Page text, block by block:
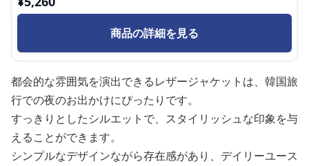
商品の詳細を見る
都会的な雰囲気を演出できるレザージャケットは、韓国旅
行での夜のお出かけにぴったりです。
すっきりとしたシルエットで、スタイリッシュな印象を与
えることができます。
シンプルなデザインながら存在感があり、デイリーユース